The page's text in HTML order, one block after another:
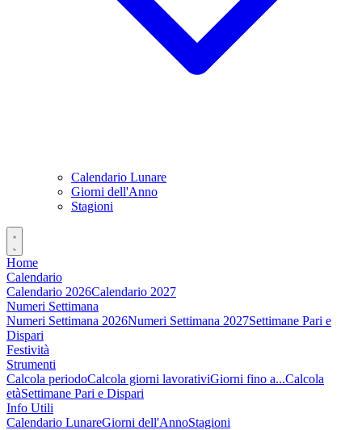
Calendario Lunare
Giorni dell'Anno
Stagioni
Home
Calendario
Calendario 2026Calendario 2027
Numeri Settimana
Numeri Settimana 2026Numeri Settimana 2027Settimane Pari e
Dispari
Festività
Strumenti
Calcola periodoCalcola giorni lavorativiGiorni fino a...Calcola
etàSettimane Pari e Dispari
Info Utili
Calendario LunareGiorni dell'AnnoStagioni